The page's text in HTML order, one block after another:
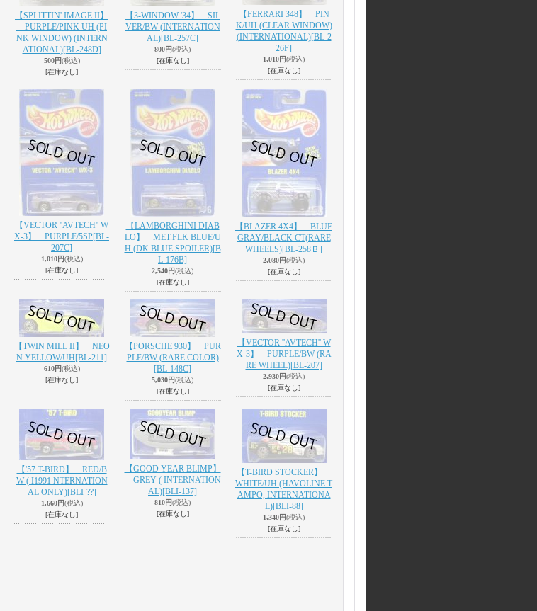
【SPLITTIN' IMAGE II】
PURPLE/PINK UH (PI
NK WINDOW) (INTERN
ATIONAL)[BL-248D]
500円(税込)
[在庫なし]
【3-WINDOW '34】 SIL
VER/BW (INTERNATION
AL)[BL-257C]
800円(税込)
[在庫なし]
【FERRARI 348】 PIN
K/UH (CLEAR WINDOW)
(INTERNATIONAL)[BL-2
26F]
1,010円(税込)
[在庫なし]
【VECTOR ''AVTECH'' W
X-3】 PURPLE/5SP[BL-
207C]
1,010円(税込)
[在庫なし]
【LAMBORGHINI DIAB
LO】 MET.FLK BLUE/U
H (DK.BLUE SPOILER)[B
L-176B]
2,540円(税込)
[在庫なし]
【BLAZER 4X4】 BLUE
GRAY/BLACK CT(RARE
WHEELS)[BL-258Ｂ]
2,080円(税込)
[在庫なし]
【TWIN MILL II】 NEO
N YELLOW/UH[BL-211]
610円(税込)
[在庫なし]
【PORSCHE 930】 PUR
PLE/BW (RARE COLOR)
[BL-148C]
5,030円(税込)
[在庫なし]
【VECTOR ''AVTECH'' W
X-3】 PURPLE/BW (RA
RE WHEEL)[BL-207]
2,930円(税込)
[在庫なし]
【'57 T-BIRD】 RED/B
W ( I1991 NTERNATION
AL ONLY)[BLI-??]
1,660円(税込)
[在庫なし]
【GOOD YEAR BLIMP】
GREY ( INTERNATION
AL)[BLI-137]
810円(税込)
[在庫なし]
【T-BIRD STOCKER】
WHITE/UH (HAVOLINE T
AMPO, INTERNATIONA
L)[BLI-88]
1,340円(税込)
[在庫なし]